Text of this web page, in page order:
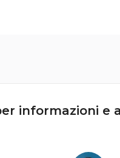
informazioni e